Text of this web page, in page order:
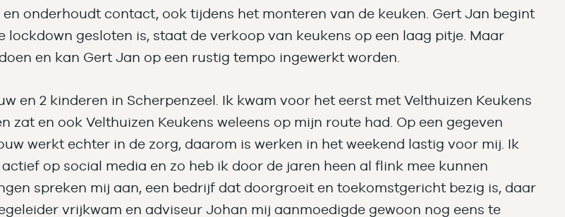
onderhoudt contact, ook tijdens het monteren van de keuken. Gert Jan begint
gesloten is, staat de verkoop van keukens op een laag pitje. Maar
en kan Gert Jan op een rustig tempo ingewerkt worden.
en 2 kinderen in Scherpenzeel. Ik kwam voor het eerst met Velthuizen Keukens
en ook Velthuizen Keukens weleens op mijn route had. Op een gegeven
werkt echter in de zorg, daarom is werken in het weekend lastig voor mij. Ik
op social media en zo heb ik door de jaren heen al flink mee kunnen
spreken mij aan, een bedrijf dat doorgroeit en toekomstgericht bezig is, daar
vrijkwam en adviseur Johan mij aanmoedigde gewoon nog eens te